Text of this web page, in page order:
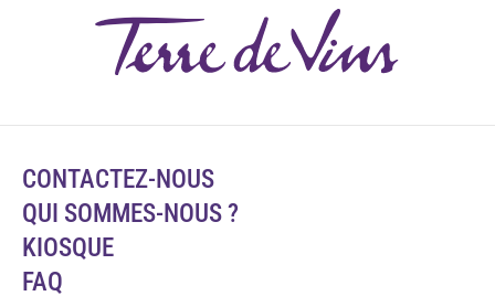
CONTACTEZ-NOUS
QUI SOMMES-NOUS ?
KIOSQUE
FAQ